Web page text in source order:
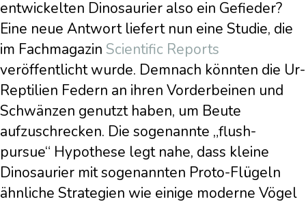
entwickelten Dinosaurier also ein Gefieder?
Eine neue Antwort liefert nun eine Studie, die
im Fachmagazin Scientific Reports
veröffentlicht wurde. Demnach könnten die Ur-
Reptilien Federn an ihren Vorderbeinen und
Schwänzen genutzt haben, um Beute
aufzuschrecken. Die sogenannte „flush-
pursue“ Hypothese legt nahe, dass kleine
Dinosaurier mit sogenannten Proto-Flügeln
ähnliche Strategien wie einige moderne Vögel